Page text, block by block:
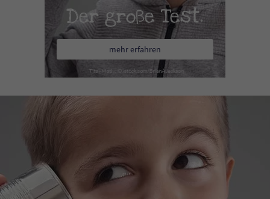
Der große Test.
mehr erfahren